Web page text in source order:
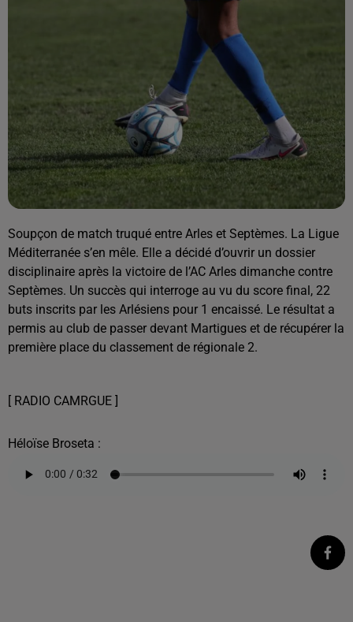
Soupçon de match truqué entre Arles et Septèmes. La Ligue
Méditerranée s’en mêle. Elle a décidé d’ouvrir un dossier
disciplinaire après la victoire de l’AC Arles dimanche contre
Septèmes. Un succès qui interroge au vu du score final, 22
buts inscrits par les Arlésiens pour 1 encaissé. Le résultat a
permis au club de passer devant Martigues et de récupérer la
première place du classement de régionale 2.
[ RADIO CAMRGUE ]
Héloïse Broseta :